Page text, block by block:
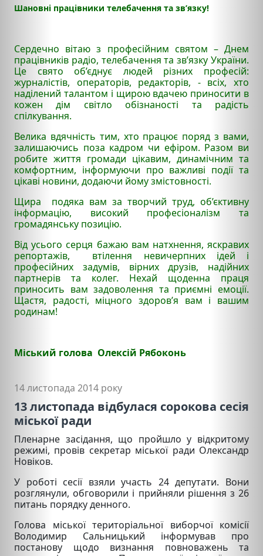
Шановні працівники телебачення та зв’язку!
Сердечно вітаю з професійним святом – Днем
працівників радіо, телебачення та зв’язку України.
Це свято об’єднує людей різних професій:
журналістів, операторів, редакторів, - всіх, хто
наділений талантом і щирою вдачею приносити в
кожен дім світло обізнаності та радість
спілкування.
Велика вдячність тим, хто працює поряд з вами,
залишаючись поза кадром чи ефіром. Разом ви
робите життя громади цікавим, динамічним та
комфортним, інформуючи про важливі події та
цікаві новини, додаючи йому змістовності.
Щира подяка вам за творчий труд, об’єктивну
інформацію, високий професіоналізм та
громадянську позицію.
Від усього серця бажаю вам натхнення, яскравих
репортажів, втілення невичерпних ідей і
професійних задумів, вірних друзів, надійних
партнерів та колег. Нехай щоденна праця
приносить вам задоволення та приємні емоції.
Щастя, радості, міцного здоров’я вам і вашим
родинам!
Міський голова Олексій Рябоконь
14 листопада 2014 року
13 листопада відбулася сорокова сесія
міської ради
Пленарне засідання, що пройшло у відкритому
режимі, провів секретар міської ради Олександр
Новіков.
У роботі сесії взяли участь 24 депутати. Вони
розглянули, обговорили і прийняли рішення з 26
питань порядку денного.
Голова міської територіальної виборчої комісії
Володимир Сальницький інформував про
постанову щодо визнання повноважень та